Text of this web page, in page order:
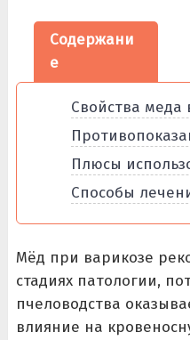
Содержани
е
Свойства меда
Плюсы
Способы
Мёд при варикозе
стадиях патологии,
пчеловодства
влияние на